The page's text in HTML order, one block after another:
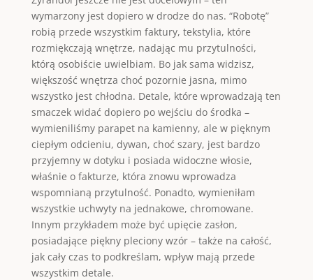
wymarzony jest dopiero w drodze do nas. “Robotę”
robią przede wszystkim faktury, tekstylia, które
rozmiękczają wnętrze, nadając mu przytulności,
którą osobiście uwielbiam. Bo jak sama widzisz,
większość wnętrza choć pozornie jasna, mimo
wszystko jest chłodna. Detale, które wprowadzają ten
smaczek widać dopiero po wejściu do środka –
wymieniliśmy parapet na kamienny, ale w pięknym
ciepłym odcieniu, dywan, choć szary, jest bardzo
przyjemny w dotyku i posiada widoczne włosie,
właśnie o fakturze, która znowu wprowadza
wspomnianą przytulność. Ponadto, wymieniłam
wszystkie uchwyty na jednakowe, chromowane.
Innym przykładem może być upięcie zasłon,
posiadające piękny pleciony wzór – także na całość,
jak cały czas to podkreślam, wpływ mają przede
wszystkim detale.